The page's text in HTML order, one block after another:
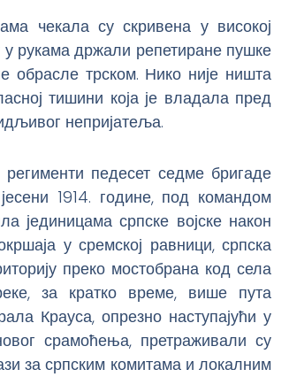
чекала су скривена у високој
рукама држали репетиране пушке
обрасле трском. Нико није ништа
тишини која је владала пред
непријатеља.
регименти педесет седме бригаде
1914. године, под командом
јединицама српске војске након
у сремској равници, српска
преко мостобрана код села
за кратко време, више пута
Крауса, опрезно наступајући у
срамоћења, претраживали су
за српским комитама и локалним